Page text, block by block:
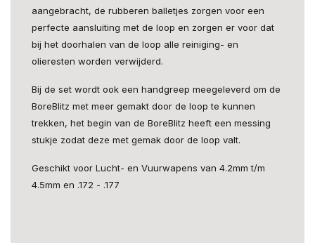
aangebracht, de rubberen balletjes zorgen voor een
perfecte aansluiting met de loop en zorgen er voor dat
bij het doorhalen van de loop alle reiniging- en
olieresten worden verwijderd.
Bij de set wordt ook een handgreep meegeleverd om de
BoreBlitz met meer gemakt door de loop te kunnen
trekken, het begin van de BoreBlitz heeft een messing
stukje zodat deze met gemak door de loop valt.
Geschikt voor Lucht- en Vuurwapens van 4.2mm t/m
4.5mm en .172 - .177